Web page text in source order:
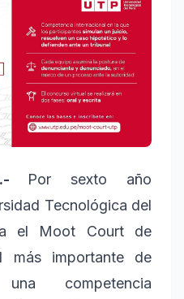
Por sexto año
Tecnológica del
el Moot Court de
más importante de
competencia